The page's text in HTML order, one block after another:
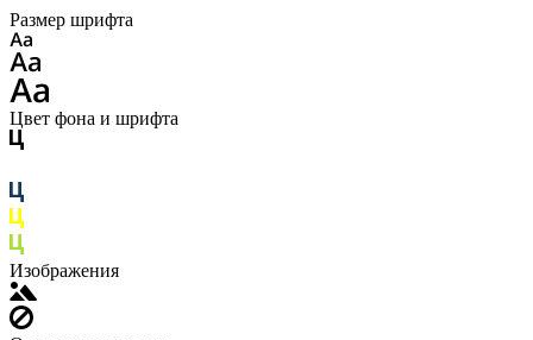
Размер шрифта
Цвет фона и шрифта
Изображения